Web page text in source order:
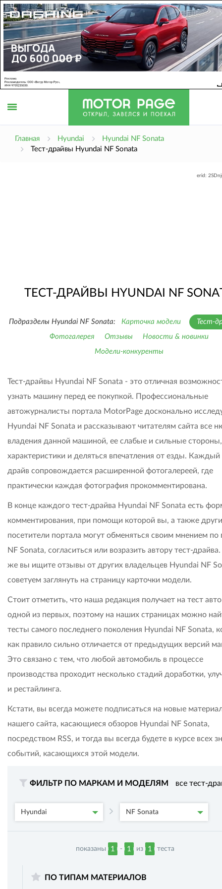
Главная Hyundai
Hyundai NF Sonata
Тест-драйвы Hyundai NF Sonata
erid:
ТЕСТ-ДРАЙВЫ HYUNDAI NF
Подразделы Hyundai NF Sonata: Карточка модели
Тест-
Фотогалерея
Отзывы
Новости & новинки
Модели-конкуренты
Тест-драйвы Hyundai NF Sonata - это отличная
узнать машину перед ее покупкой. Профессиональные
автожурналисты портала MotorPage досконально
Hyundai NF Sonata и рассказывают читателям сайта все
владения данной машиной, ее слабые и сильные стороны,
характеристики и деляться впечатления от езды. Каждый
драйв сопровождается расширенной фотогалереей, где
практически каждая фотография прокомментирована.
В конце каждого тест-драйва Hyundai NF Sonata есть
комментирования, при помощи которой вы, а также
посетители портала могут обменяться своим мнением по
NF Sonata, согласиться или возразить автору тест-
же вы ищите отзывы от других владельцев Hyundai NF
советуем заглянуть на страницу карточки модели.
Стоит отметить, что наша редакция получает на тест
одной из первых, поэтому на наших страницах можно
тесты самого последнего поколения Hyundai NF Sonata,
как правило сильно отличается от предыдущих версий
Это связано с тем, что любой автомобиль в процессе
производства проходит несколько стадий доработки,
и рестайлинга.
Кстати, вы всегда можете подписаться на новые
нашего сайта, касающиеся обзоров Hyundai NF Sonata,
посредством RSS, и тогда вы всегда будете в курсе всех
событий, касающихся этой модели.
ФИЛЬТР ПО МАРКАМ И МОДЕЛЯМ все тест-
Hyundai NF Sonata
показаны 1 - 1 из 1 теста
ПО ТИПАМ МАТЕРИАЛОВ